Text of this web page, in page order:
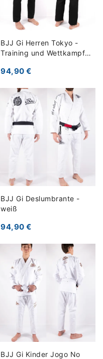
BJJ Gi Herren Tokyo -
Training und Wettkampf -
94,90 €
BJJ Gi Deslumbrante -
weiß
94,90 €
BJJ Gi Kinder Jogo No